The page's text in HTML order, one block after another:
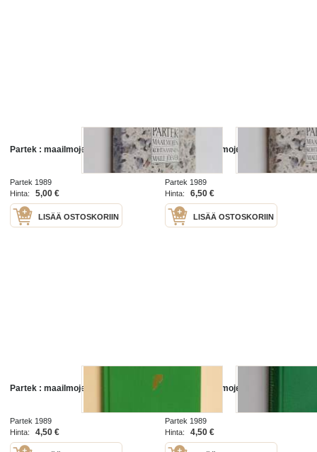
Partek : maailmojen kohtaaminen
Partek 1989
Hinta:
5,00 €
LISÄÄ OSTOSKORIIN
Partek : maailmojen kohtaaminen
Partek 1989
Hinta:
6,50 €
LISÄÄ OSTOSKORIIN
Partek : maailmojen kohtaaminen
Partek 1989
Hinta:
4,50 €
Partek : maailmojen kohtaaminen
Partek 1989
Hinta:
4,50 €